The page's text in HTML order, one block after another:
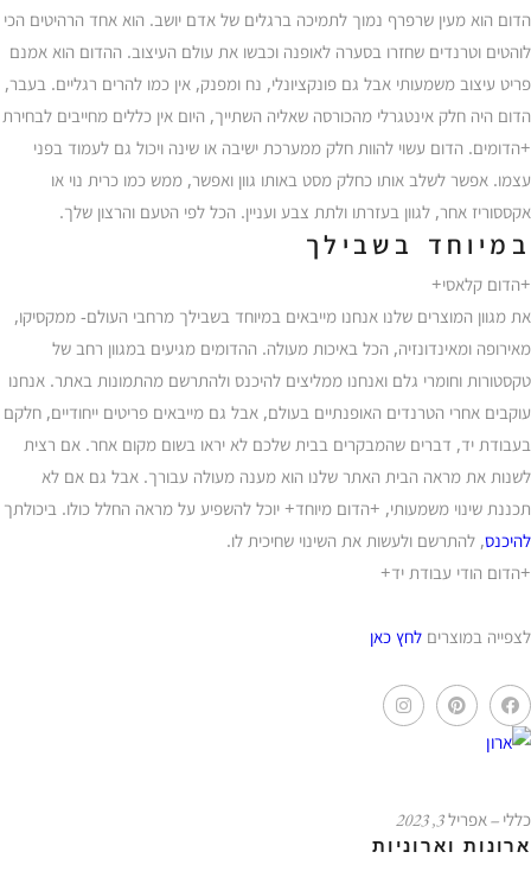
הדום הוא מעין שרפרף נמוך לתמיכה ברגלים של אדם יושב. הוא אחד הרהיטים הכי
לוהטים וטרנדים שחזרו בסערה לאופנה וכבשו את עולם העיצוב. ההדום הוא אמנם
פריט עיצוב משמעותי אבל גם פונקציונלי, נח ומפנק, אין כמו להרים רגליים. בעבר,
הדום היה חלק אינטגרלי מהכורסה שאליה השתייך, היום אין כללים מחייבים לבחירת
+הדומים. הדום עשוי להוות חלק ממערכת ישיבה או שינה ויכול גם לעמוד בפני
עצמו. אפשר לשלב אותו כחלק מסט באותו גוון ואפשר, ממש כמו כרית נוי או
אקססוריז אחר, לגוון בעזרתו ולתת צבע ועניין. הכל לפי הטעם והרצון שלך.
במיוחד בשבילך
+הדום קלאסי+
את מגוון המוצרים שלנו אנחנו מייבאים במיוחד בשבילך מרחבי העולם- ממקסיקו,
מאירופה ומאינדונזיה, הכל באיכות מעולה. ההדומים מגיעים במגוון רחב של
טקסטורות וחומרי גלם ואנחנו ממליצים להיכנס ולהתרשם מהתמונות באתר. אנחנו
עוקבים אחרי הטרנדים האופנתיים בעולם, אבל גם מייבאים פריטים ייחודיים, חלקם
בעבודת יד, דברים שהמבקרים בבית שלכם לא יראו בשום מקום אחר. אם רצית
לשנות את מראה הבית האתר שלנו הוא מענה מעולה עבורך. אבל גם אם לא
תכננת שינוי משמעותי, +הדום מיוחד+ יוכל להשפיע על מראה החלל כולו. ביכולתך
להיכנס, להתרשם ולעשות את השינוי שחיכית לו.
+הדום הודי עבודת יד+
לצפייה במוצרים לחץ כאן
כללי ‒ אפריל 3, 2023
ארונות וארוניות